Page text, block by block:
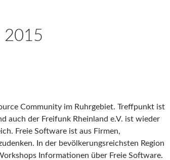
2015
Community im Ruhrgebiet. Treffpunkt ist
auch der Freifunk Rheinland e.V. ist wieder
Freie Software ist aus Firmen,
In der bevölkerungsreichsten Region
Informationen über Freie Software.